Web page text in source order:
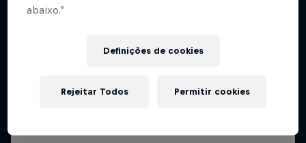
abaixo.”
Definições de cookies
Rejeitar Todos Permitir cookies